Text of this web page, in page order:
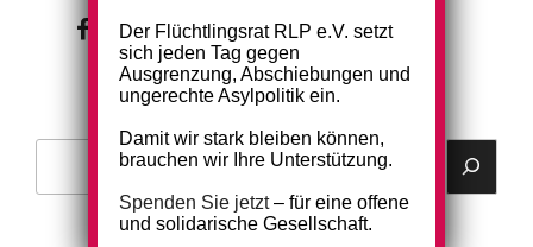
wir
facebook
wir
auf
instagram
Der Flüchtlingsrat RLP e.V. setzt
sich jeden Tag gegen
Ausgrenzung, Abschiebungen und
ungerechte Asylpolitik ein.
Damit wir stark bleiben können,
brauchen wir Ihre Unterstützung.
Spenden Sie jetzt– für eine offene
und solidarische Gesellschaft.